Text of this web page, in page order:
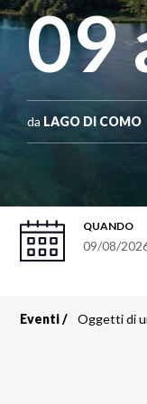
09
da LAGO DI COMO
QUANDO
09/08/
Briciole
Eventi Oggetti di